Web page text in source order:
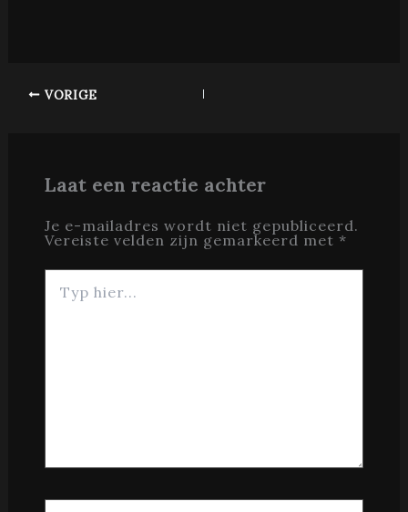
VORIGE
Laat een reactie achter
Je e-mailadres wordt niet gepubliceerd.
Vereiste velden zijn gemarkeerd met *
hier...